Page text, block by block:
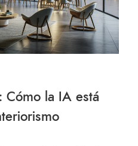
Cómo la IA está